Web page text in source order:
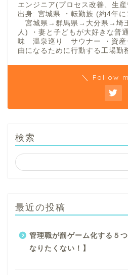
エンジニア(プロセス改善、生
出身: 宮城県 ・転勤族 (約4年
宮城県→群馬県→大分県→埼玉
人) ・妻と子どもが大好きな普
味 温泉巡り サウナー ・資産
由になるために行動する工場勤
＼ Follow
検索
最近の投稿
管理職が罰ゲーム化する５
なりたくない！】